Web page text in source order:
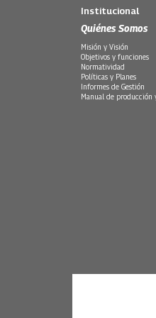
Institucional
Quiénes Somos
Misión y Visión
Objetivos y funciones
Normatividad
Políticas y Planes
Informes de Gestión
Manual de producción